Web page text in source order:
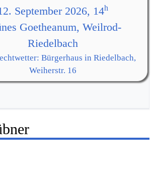
September 2026, 14h
Goetheanum, Weilrod-
Riedelbach
Bürgerhaus in Riedelbach,
Weiherstr. 16